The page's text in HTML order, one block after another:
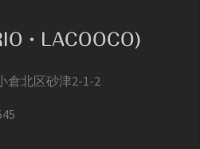
・LACOOCO)
倉北区砂津2-1-2